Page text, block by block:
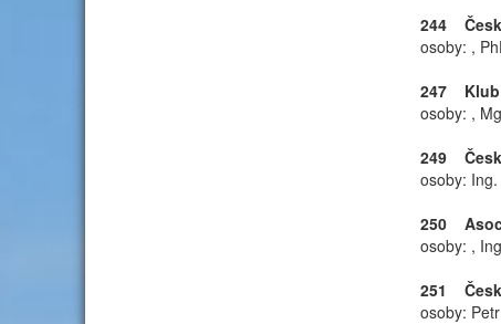
244
osoby: ,
247 Klub
osoby: ,
249
osoby:
250
osoby: ,
251
osoby: